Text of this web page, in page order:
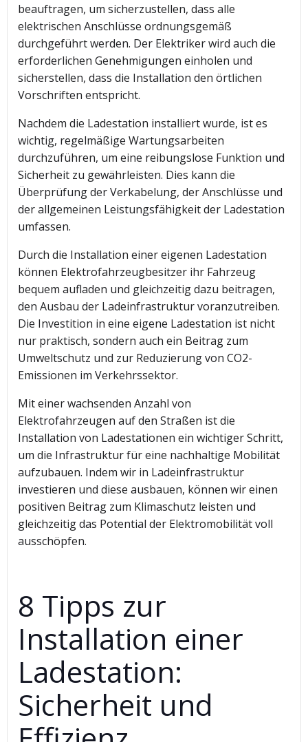
beauftragen, um sicherzustellen, dass alle
elektrischen Anschlüsse ordnungsgemäß
durchgeführt werden. Der Elektriker wird auch die
erforderlichen Genehmigungen einholen und
sicherstellen, dass die Installation den örtlichen
Vorschriften entspricht.
Nachdem die Ladestation installiert wurde, ist es
wichtig, regelmäßige Wartungsarbeiten
durchzuführen, um eine reibungslose Funktion und
Sicherheit zu gewährleisten. Dies kann die
Überprüfung der Verkabelung, der Anschlüsse und
der allgemeinen Leistungsfähigkeit der Ladestation
umfassen.
Durch die Installation einer eigenen Ladestation
können Elektrofahrzeugbesitzer ihr Fahrzeug
bequem aufladen und gleichzeitig dazu beitragen,
den Ausbau der Ladeinfrastruktur voranzutreiben.
Die Investition in eine eigene Ladestation ist nicht
nur praktisch, sondern auch ein Beitrag zum
Umweltschutz und zur Reduzierung von CO2-
Emissionen im Verkehrssektor.
Mit einer wachsenden Anzahl von
Elektrofahrzeugen auf den Straßen ist die
Installation von Ladestationen ein wichtiger Schritt,
um die Infrastruktur für eine nachhaltige Mobilität
aufzubauen. Indem wir in Ladeinfrastruktur
investieren und diese ausbauen, können wir einen
positiven Beitrag zum Klimaschutz leisten und
gleichzeitig das Potential der Elektromobilität voll
ausschöpfen.
8 Tipps zur
Installation einer
Ladestation:
Sicherheit und